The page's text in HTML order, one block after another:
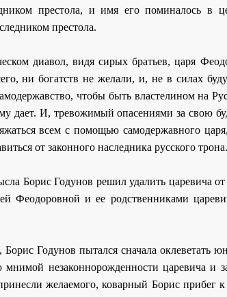
престола, и имя его поминалось в
престола.
диавол, видя сирых братьев, царя
ни богатств не желали, и, не в силах
чтобы быть властелином на
дает. И, тревожимый опасениями за свою
всем с помощью самодержавного
от законного наследника русского трона.
Борис Годунов решил удалить царевича
Феодоровной и ее родственниками
Годунов пытался сначала оклеветать
незаконнорожденности царевича и
желаемого, коварный Борис прибег